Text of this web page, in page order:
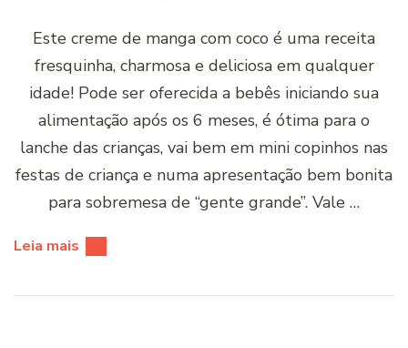
Este creme de manga com coco é uma receita
fresquinha, charmosa e deliciosa em qualquer
idade! Pode ser oferecida a bebês iniciando sua
alimentação após os 6 meses, é ótima para o
lanche das crianças, vai bem em mini copinhos nas
festas de criança e numa apresentação bem bonita
para sobremesa de “gente grande”. Vale …
Leia mais